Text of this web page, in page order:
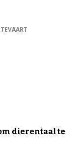
dierentaal te